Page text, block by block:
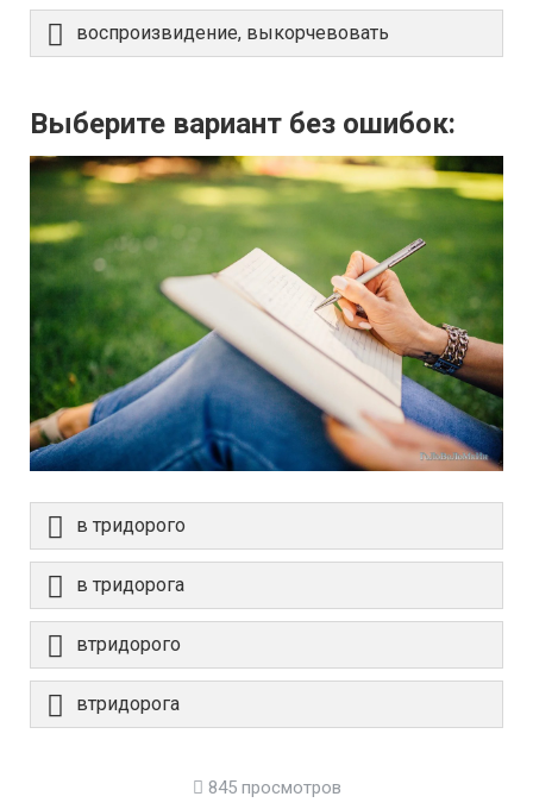
воспроизвидение, выкорчевовать
Выберите вариант без ошибок:
в тридорого
в тридорога
втридорого
втридорога
845 просмотров